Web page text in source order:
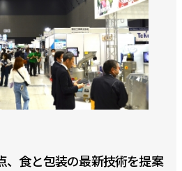
、食と包装の最新技術を提案